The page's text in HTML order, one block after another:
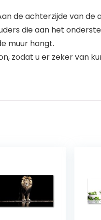
de achterzijde van
die aan het
muur hangt.
zodat u er zeker van